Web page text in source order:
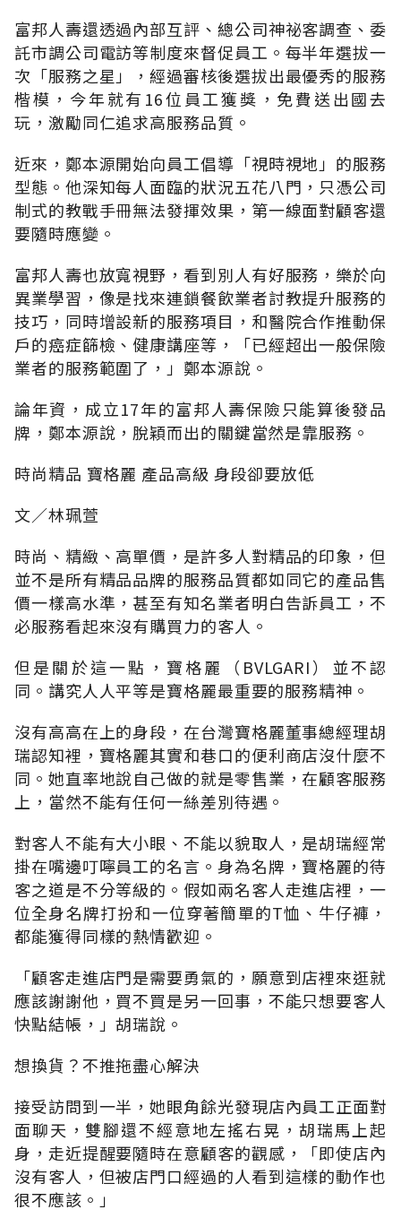
富邦人壽還透過內部互評、總公司神祕客調查、委
託市調公司電訪等制度來督促員工。每半年選拔一
次「服務之星」，經過審核後選拔出最優秀的服務
楷模，今年就有16位員工獲獎，免費送出國去
玩，激勵同仁追求高服務品質。
近來，鄭本源開始向員工倡導「視時視地」的服務
型態。他深知每人面臨的狀況五花八門，只憑公司
制式的教戰手冊無法發揮效果，第一線面對顧客還
要隨時應變。
富邦人壽也放寬視野，看到別人有好服務，樂於向
異業學習，像是找來連鎖餐飲業者討教提升服務的
技巧，同時增設新的服務項目，和醫院合作推動保
戶的癌症篩檢、健康講座等，「已經超出一般保險
業者的服務範圍了，」鄭本源說。
論年資，成立17年的富邦人壽保險只能算後發品
牌，鄭本源說，脫穎而出的關鍵當然是靠服務。
時尚精品 寶格麗 產品高級 身段卻要放低
文∕林珮萱
時尚、精緻、高單價，是許多人對精品的印象，但
並不是所有精品品牌的服務品質都如同它的產品售
價一樣高水準，甚至有知名業者明白告訴員工，不
必服務看起來沒有購買力的客人。
但是關於這一點，寶格麗（BVLGARI）並不認
同。講究人人平等是寶格麗最重要的服務精神。
沒有高高在上的身段，在台灣寶格麗董事總經理胡
瑞認知裡，寶格麗其實和巷口的便利商店沒什麼不
同。她直率地說自己做的就是零售業，在顧客服務
上，當然不能有任何一絲差別待遇。
對客人不能有大小眼、不能以貌取人，是胡瑞經常
掛在嘴邊叮嚀員工的名言。身為名牌，寶格麗的待
客之道是不分等級的。假如兩名客人走進店裡，一
位全身名牌打扮和一位穿著簡單的T恤、牛仔褲，
都能獲得同樣的熱情歡迎。
「顧客走進店門是需要勇氣的，願意到店裡來逛就
應該謝謝他，買不買是另一回事，不能只想要客人
快點結帳，」胡瑞說。
想換貨？不推拖盡心解決
接受訪問到一半，她眼角餘光發現店內員工正面對
面聊天，雙腳還不經意地左搖右晃，胡瑞馬上起
身，走近提醒要隨時在意顧客的觀感，「即使店內
沒有客人，但被店門口經過的人看到這樣的動作也
很不應該。」